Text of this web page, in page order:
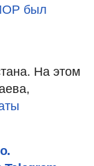
был
На этом